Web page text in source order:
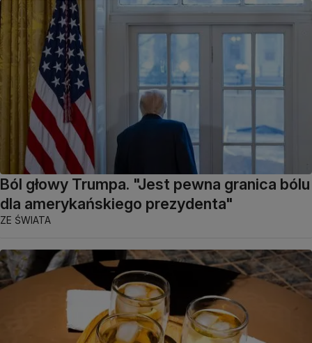
Ból głowy Trumpa. "Jest pewna granica bólu
dla amerykańskiego prezydenta"
ZE ŚWIATA